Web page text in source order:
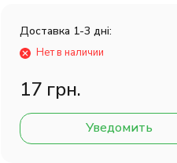
Доставка 1-3 дні:
Нет в наличии
17 грн.
Уведомить